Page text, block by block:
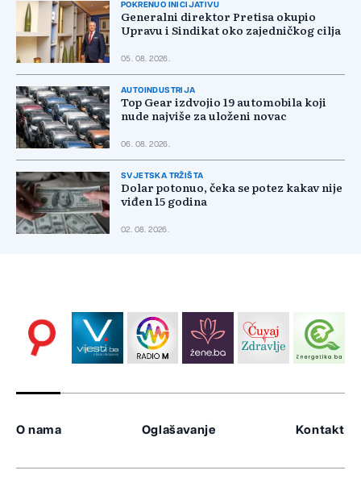
POKRENUO INICIJATIVU
Generalni direktor Pretisa okupio
Upravu i Sindikat oko zajedničkog cilja
05. 08. 2026.
AUTOINDUSTRIJA
Top Gear izdvojio 19 automobila koji
nude najviše za uloženi novac
06. 08. 2026.
SVJETSKA TRŽIŠTA
Dolar potonuo, čeka se potez kakav nije
viđen 15 godina
02. 08. 2026.
O nama Oglašavanje Kontakt